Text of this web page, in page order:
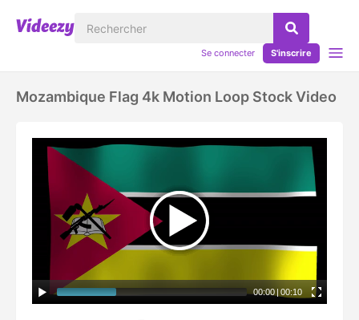
Se connecter S'inscrire
Mozambique Flag 4k Motion Loop Stock Video
00:00 | 00:10